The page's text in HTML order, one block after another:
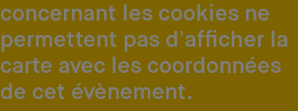
concernant les cookies ne
permettent pas d'afficher la
carte avec les coordonnées
de cet évènement.